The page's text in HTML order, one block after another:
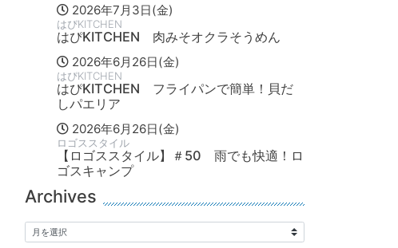
2026年7月3日(金)
はぴKITCHEN
はぴKITCHEN 肉みそオクラそうめん
2026年6月26日(金)
はぴKITCHEN
はぴKITCHEN フライパンで簡単！貝だ
しパエリア
2026年6月26日(金)
ロゴススタイル
【ロゴススタイル】＃50 雨でも快適！ロ
ゴスキャンプ
Archives